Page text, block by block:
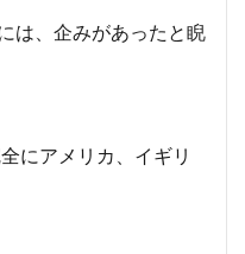
は、企みがあったと睨
にアメリカ、イギリ